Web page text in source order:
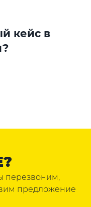
кейс в
перезвоним,
предложение